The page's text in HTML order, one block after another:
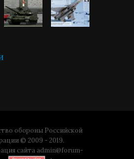
обороны Российской
© 2009 - 2019.
сайта admin@forum-